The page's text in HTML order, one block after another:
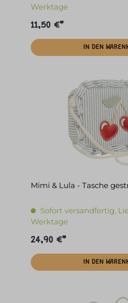
Werktage
11,50 €*
IN DEN
Mimi & Lula - Tasche
Sofort versandfertig,
Werktage
24,90 €*
IN DEN